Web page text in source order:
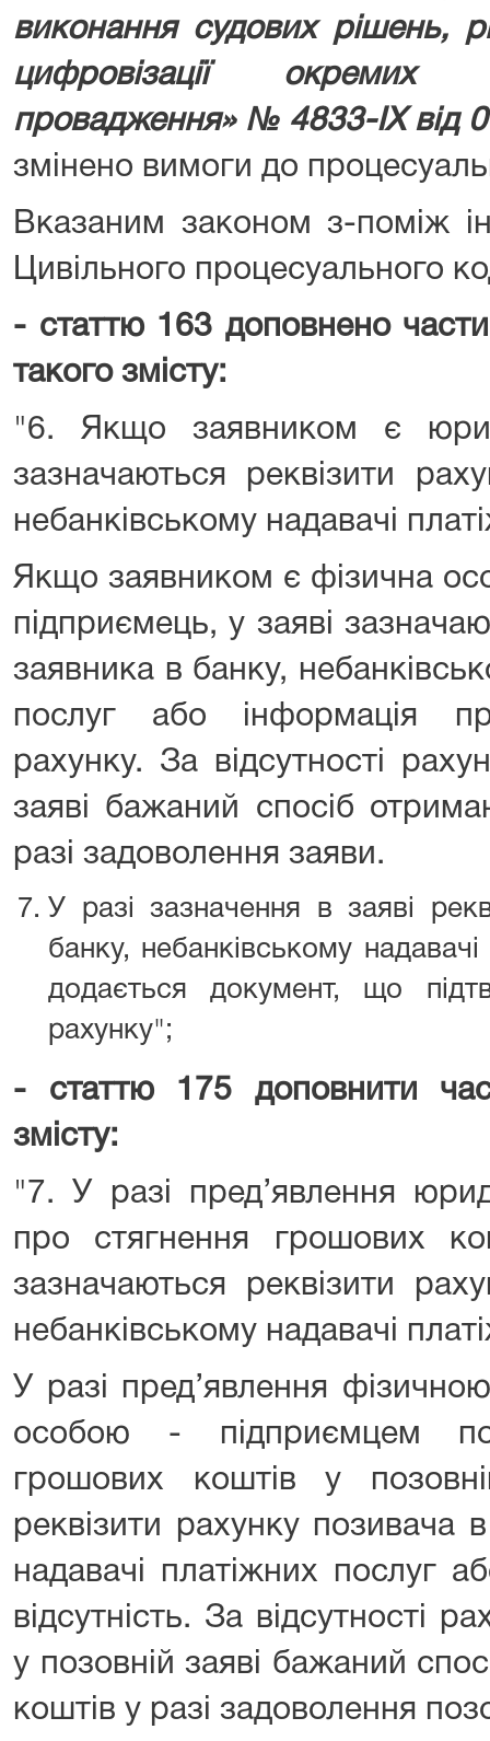
виконання судових рішень,
цифровізації окремих
провадження» № 4833-IX від
змінено вимоги до
Вказаним законом з-поміж
Цивільного процесуального
- статтю 163 доповнено
такого змісту:
"6. Якщо заявником є
зазначаються реквізити
небанківському надавачі
Якщо заявником є фізична
підприємець, у заяві
заявника в банку,
послуг або інформація
рахунку. За відсутності
заяві бажаний спосіб
разі задоволення заяви.
У разі зазначення в заяві
банку, небанківському
додається документ, що
рахунку";
- статтю 175 доповнити
змісту:
"7. У разі пред’явлення
про стягнення грошових
зазначаються реквізити
небанківському надавачі
У разі пред’явлення
особою - підприємцем
грошових коштів у
реквізити рахунку позивача
надавачі платіжних послуг
відсутність. За відсутності
у позовній заяві бажаний
коштів у разі задоволення